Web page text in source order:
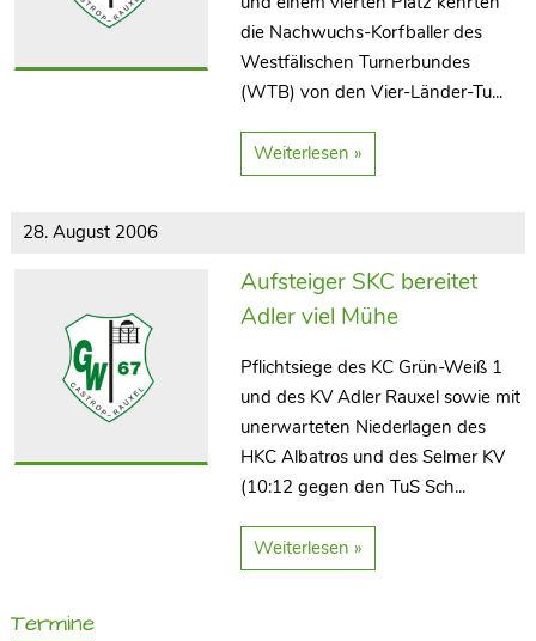
die Nachwuchs-Korfballer des
Westfälischen Turnerbundes
(WTB) von den Vier-Länder-Tu...
Weiterlesen »
28. August 2006
Aufsteiger SKC bereitet
Adler viel Mühe
Pflichtsiege des KC Grün-Weiß 1
und des KV Adler Rauxel sowie mit
unerwarteten Niederlagen des
HKC Albatros und des Selmer KV
(10:12 gegen den TuS Sch...
Weiterlesen »
Termine